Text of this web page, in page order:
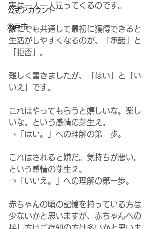
公式アカウント
瀬戸市
実は一人一人違ってくるのです。
誰にでも共通して最初に獲得できると
生活がしやすくなるのが、「承諾」と
「拒否」。
難しく書きましたが、「はい」と「い
いえ」です。
これはやってもらうと嬉しいな。楽し
いな。という感情の芽生え。
→「はい。」への理解の第一歩。
これはされると嫌だ。気持ちが悪い。
という感情の芽生え。
→「いいえ。」への理解の第一歩。
赤ちゃんの頃の記憶を持っている方は
少ないかと思いますが、赤ちゃんへの